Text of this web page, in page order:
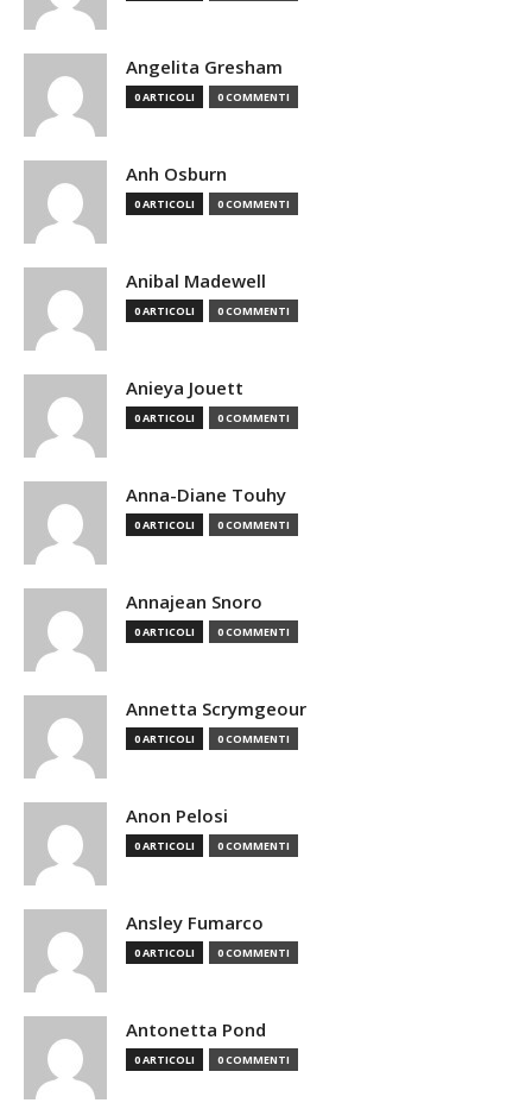
Angelita Gresham
0 ARTICOLI 0 COMMENTI
Anh Osburn
0 ARTICOLI 0 COMMENTI
Anibal Madewell
0 ARTICOLI 0 COMMENTI
Anieya Jouett
0 ARTICOLI 0 COMMENTI
Anna-Diane Touhy
0 ARTICOLI 0 COMMENTI
Annajean Snoro
0 ARTICOLI 0 COMMENTI
Annetta Scrymgeour
0 ARTICOLI 0 COMMENTI
Anon Pelosi
0 ARTICOLI 0 COMMENTI
Ansley Fumarco
0 ARTICOLI 0 COMMENTI
Antonetta Pond
0 ARTICOLI 0 COMMENTI